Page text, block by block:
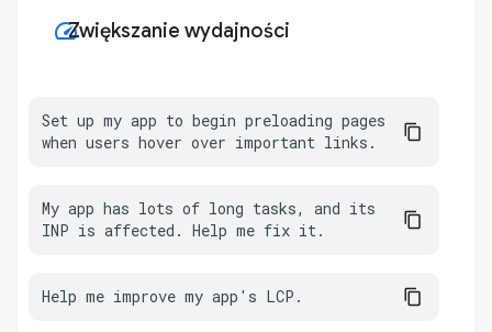
speedZwiększanie wydajności
Set up my app to begin preloading pages
when users hover over important links.
My app has lots of long tasks, and its
INP is affected. Help me fix it.
Help me improve my app's LCP.